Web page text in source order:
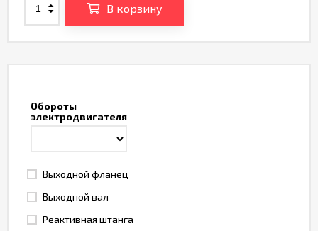
Обороты
электродвигателя
Выходной фланец
Выходной вал
Реактивная штанга
В корзину